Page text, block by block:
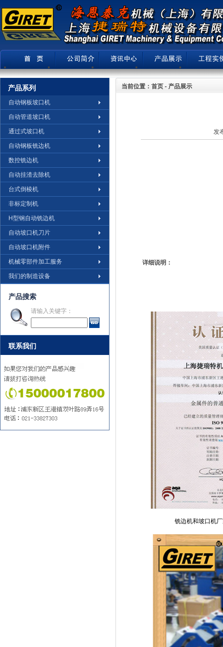
产品系列
自动钢板坡口机
自动管道坡口机
通过式坡口机
自动钢板铣边机
数控铣边机
自动挂渣去除机
台式倒棱机
非标定制机
H型钢自动铣边机
自动坡口机刀片
自动坡口机附件
机械零部件加工服务
我们的制造设备
产品搜索
请输入关键字：
联系我们
当前位置：首页 - 产品展示
发
详细说明：
铣边机和坡口机